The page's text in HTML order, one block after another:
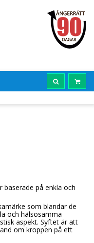
baserade på enkla och
som blandar de
och hälsosamma
aspekt. Syftet är att
om kroppen på ett